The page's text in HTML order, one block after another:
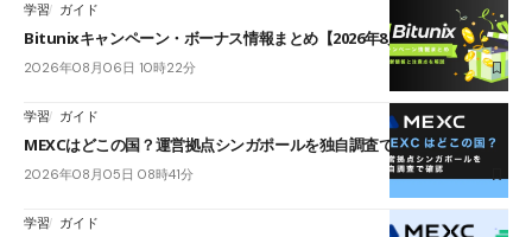
学習 ガイド
Bitunixキャンペーン・ボーナス情報まとめ【2026年8月最新】
2026年08月06日 10時22分
学習 ガイド
MEXCはどこの国？運営拠点シンガポールを独自調査で確認
2026年08月05日 08時41分
学習 ガイド